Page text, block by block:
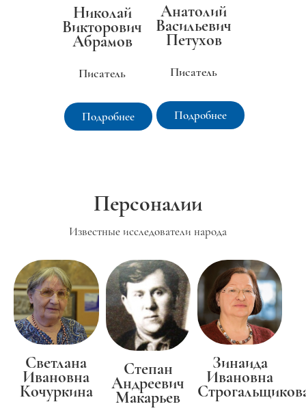
Николай
Викторович
Абрамов
Писатель
Подробнее
Анатолий
Васильевич
Петухов
Писатель
Подробнее
Персоналии
Известные исследователи народа
Светлана
Ивановна
Кочуркина
Степан
Андреевич
Макарьев
Зинаида
Ивановна